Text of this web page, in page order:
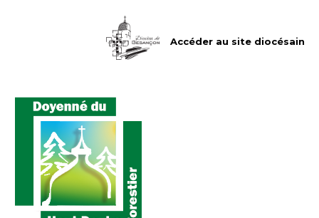
Accéder au site diocésain